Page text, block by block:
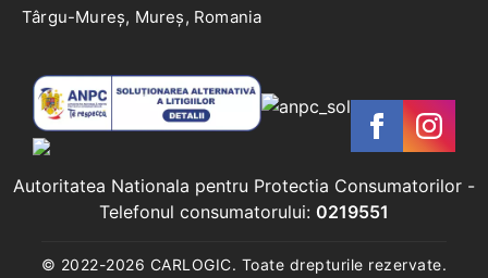
Târgu-Mureș, Mureș, Romania
Autoritatea Nationala pentru Protectia Consumatorilor -
Telefonul consumatorului: 0219551
© 2022-2026 CARLOGIC. Toate drepturile rezervate.